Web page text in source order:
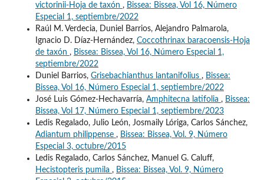
victorinii-Hoja de taxón , Bissea: Bissea, Vol 16, Número
Especial 1, septiembre/2022
Raúl M. Verdecia, Duniel Barrios, Alejandro Palmarola,
Ignacio D. Díaz-Hernández, Coccothrinax baracoensis-Hoja
de taxón , Bissea: Bissea, Vol 16, Número Especial 1,
septiembre/2022
Duniel Barrios, Grisebachianthus lantanifolius , Bissea:
Bissea, Vol 16, Número Especial 1, septiembre/2022
José Luis Gómez-Hechavarría, Amphitecna latifolia , Bissea:
Bissea, Vol 17, Número Especial 1, septiembre/2023
Ledis Regalado, Julio León, Josmaily Lóriga, Carlos Sánchez,
Adiantum philippense , Bissea: Bissea, Vol. 9, Número
Especial 3, octubre/2015
Ledis Regalado, Carlos Sánchez, Manuel G. Caluff,
Hecistopteris pumila , Bissea: Bissea, Vol. 9, Número